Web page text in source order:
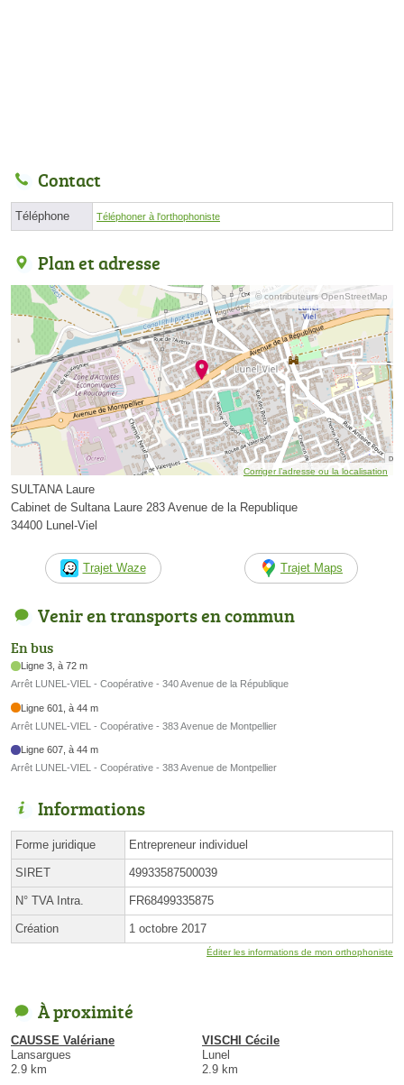
Contact
Téléphone Téléphoner à l'orthophoniste
Plan et adresse
© contributeurs OpenStreetMap
Corriger l’adresse ou la localisation
SULTANA Laure
Cabinet de Sultana Laure 283 Avenue de la Republique
34400 Lunel-Viel
Trajet Waze Trajet Maps
Venir en transports en commun
En bus
Ligne 3, à 72 m
Arrêt LUNEL-VIEL - Coopérative - 340 Avenue de la République
Ligne 601, à 44 m
Arrêt LUNEL-VIEL - Coopérative - 383 Avenue de Montpellier
Ligne 607, à 44 m
Arrêt LUNEL-VIEL - Coopérative - 383 Avenue de Montpellier
Informations
Forme juridique Entrepreneur individuel
SIRET 49933587500039
N° TVA Intra. FR68499335875
Création 1 octobre 2017
Éditer les informations de mon orthophoniste
À proximité
CAUSSE Valériane
Lansargues
2.9 km
VISCHI Cécile
Lunel
2.9 km